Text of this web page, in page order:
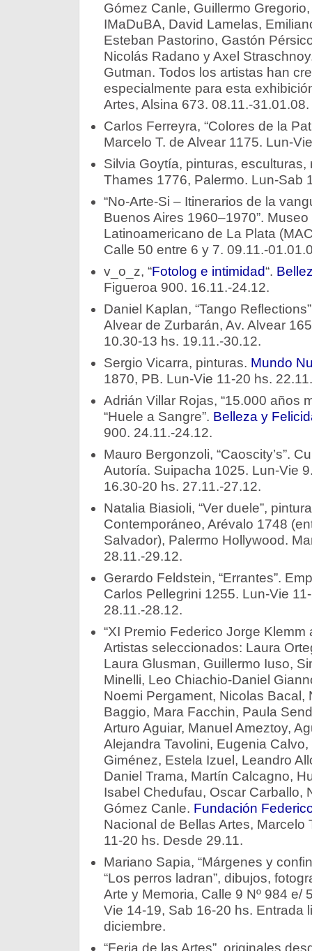
Gómez Canle, Guillermo
IMaDuBA, David Lamelas,
Esteban Pastorino, Gastón
Nicolás Radano y Axel
Gutman. Todos los artistas han
especialmente para esta
Artes, Alsina 673. 08.11.-31.01.08.
Carlos Ferreyra, “Colores de la
Marcelo T. de Alvear 1175. Lun-
Silvia Goytía, pinturas,
Thames 1776, Palermo. Lun-Sab
“No-Arte-Si – Itinerarios de la
Buenos Aires 1960–1970”.
Latinoamericano de La Plata
Calle 50 entre 6 y 7. 09.11.-
v_o_z, “Fotolog e intimidad“.
Figueroa 900. 16.11.-24.12.
Daniel Kaplan, “Tango
Alvear de Zurbarán, Av. Alvear
10.30-13 hs. 19.11.-30.12.
Sergio Vicarra, pinturas. Mundo
1870, PB. Lun-Vie 11-20 hs.
Adrián Villar Rojas, “15.000 años
“Huele a Sangre”. Belleza y
900. 24.11.-24.12.
Mauro Bergonzoli, “Caoscity’s”.
Autoría. Suipacha 1025. Lun-Vie
16.30-20 hs. 27.11.-27.12.
Natalia Biasioli, “Ver duele”,
Contemporáneo, Arévalo 1748
Salvador), Palermo Hollywood.
28.11.-29.12.
Gerardo Feldstein, “Errantes”.
Carlos Pellegrini 1255. Lun-Vie
28.11.-28.12.
“XI Premio Federico Jorge Klemm
Artistas seleccionados: Laura
Laura Glusman, Guillermo Iuso,
Minelli, Leo Chiachio-Daniel
Noemi Pergament, Nicolas Bacal,
Baggio, Mara Facchin, Paula
Arturo Aguiar, Manuel Ameztoy,
Alejandra Tavolini, Eugenia
Giménez, Estela Izuel, Leandro
Daniel Trama, Martín Calcagno,
Isabel Chedufau, Oscar Carballo,
Gómez Canle. Fundación
Nacional de Bellas Artes, Marcelo
11-20 hs. Desde 29.11.
Mariano Sapia, “Márgenes y
“Los perros ladran”, dibujos,
Arte y Memoria, Calle 9 Nº 984 e/
Vie 14-19, Sab 16-20 hs. Entrada
diciembre.
“Feria de las Artes”, originales